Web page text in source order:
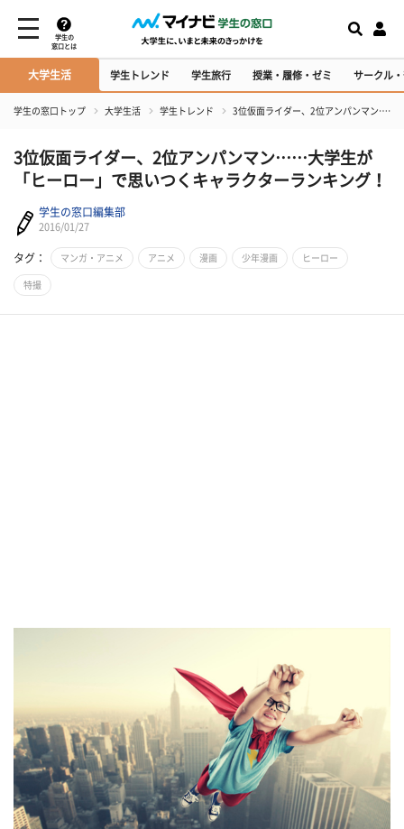
学生の
窓口とは
大学生活 学生トレンド 学生旅行 授業・履修・ゼミ サークル
学生の窓口トップ 大学生活 学生トレンド 3位仮面ライダー、2位アンパンマン……
3位仮面ライダー、2位アンパンマン……大学生が
「ヒーロー」で思いつくキャラクターランキング！
学生の窓口編集部
2016/01/27
タグ： マンガ・アニメ アニメ 漫画 少年漫画 ヒーロー
特撮